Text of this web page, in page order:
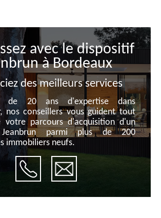
avec le dispositif
à Bordeaux
des meilleurs services
de 20 ans d'expertise dans
nos conseillers vous guident tout
votre parcours d'acquisition d'un
Jeanbrun parmi plus de 200
immobiliers neufs.